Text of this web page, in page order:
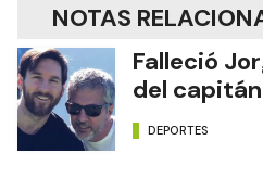
NOTAS
Falleció
del
DEPORTES